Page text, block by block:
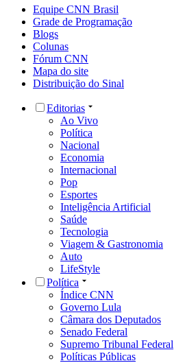
Equipe CNN Brasil
Grade de Programação
Blogs
Colunas
Fórum CNN
Mapa do site
Distribuição do Sinal
Editorias
Ao Vivo
Política
Nacional
Economia
Internacional
Pop
Esportes
Inteligência Artificial
Saúde
Tecnologia
Viagem & Gastronomia
Auto
LifeStyle
Política
Índice CNN
Governo Lula
Câmara dos Deputados
Senado Federal
Supremo Tribunal Federal
Políticas Públicas